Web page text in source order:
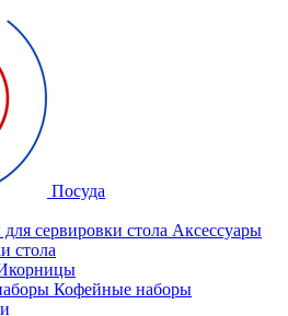
Посуда
Аксессуары
стола
Кофейные наборы